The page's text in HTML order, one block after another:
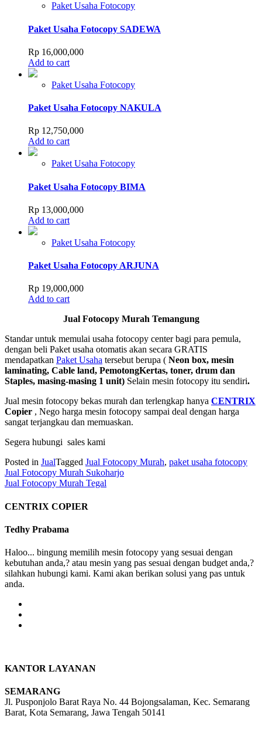
Paket Usaha Fotocopy
Paket Usaha Fotocopy SADEWA
Rp 16,000,000
Add to cart
Paket Usaha Fotocopy
Paket Usaha Fotocopy NAKULA
Rp 12,750,000
Add to cart
Paket Usaha Fotocopy
Paket Usaha Fotocopy BIMA
Rp 13,000,000
Add to cart
Paket Usaha Fotocopy
Paket Usaha Fotocopy ARJUNA
Rp 19,000,000
Add to cart
Jual Fotocopy Murah Temangung
Standar untuk memulai usaha fotocopy center bagi para pemula,
dengan beli Paket usaha otomatis akan secara GRATIS
mendapatkan Paket Usaha tersebut berupa ( Neon box, mesin
laminating, Cable land, PemotongKertas, toner, drum dan
Staples, masing-masing 1 unit) Selain mesin fotocopy itu sendiri.
Jual mesin fotocopy bekas murah dan terlengkap hanya CENTRIX
Copier , Nego harga mesin fotocopy sampai deal dengan harga
sangat terjangkau dan memuaskan.
Segera hubungi sales kami
Posted in JualTagged Jual Fotocopy Murah, paket usaha fotocopy
Post
navigation
Jual Fotocopy Murah Sukoharjo
Jual Fotocopy Murah Tegal
CENTRIX COPIER
Tedhy Prabama
Haloo... bingung memilih mesin fotocopy yang sesuai dengan
kebutuhan anda,? atau mesin yang pas sesuai dengan budget anda,?
silahkan hubungi kami. Kami akan berikan solusi yang pas untuk
anda.
KANTOR LAYANAN
SEMARANG
Jl. Pusponjolo Barat Raya No. 44 Bojongsalaman, Kec. Semarang
Barat, Kota Semarang, Jawa Tengah 50141